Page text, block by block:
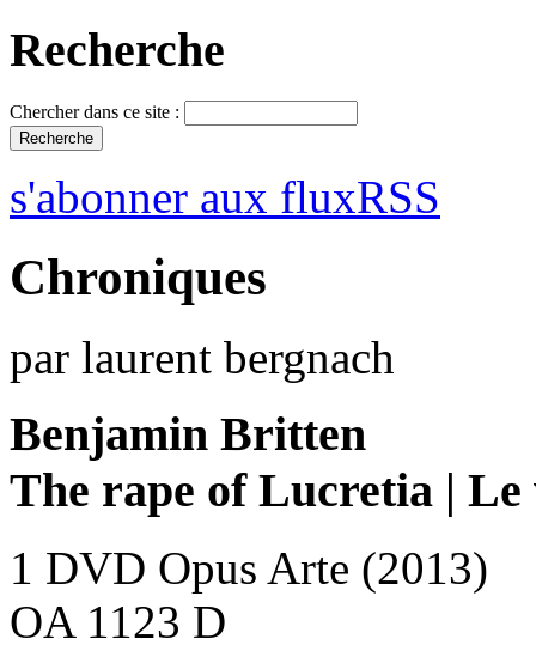
Recherche
Chercher dans ce site :
s'abonner aux fluxRSS
Chroniques
par laurent bergnach
Benjamin Britten
The rape of Lucretia |
1 DVD Opus Arte (2013)
OA 1123 D